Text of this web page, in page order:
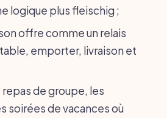
logique plus fleischig ;
offre comme un relais
emporter, livraison et
de groupe, les
soirées de vacances où